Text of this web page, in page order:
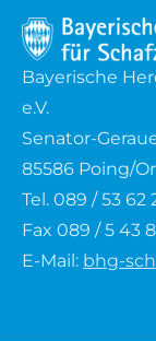
Bayerische
e.V.
Senator-
85586 Poing/
Tel. 089 / 53 62
Fax 089 / 5 43
E-Mail: bhg-
Zackelschaf
Herdwick